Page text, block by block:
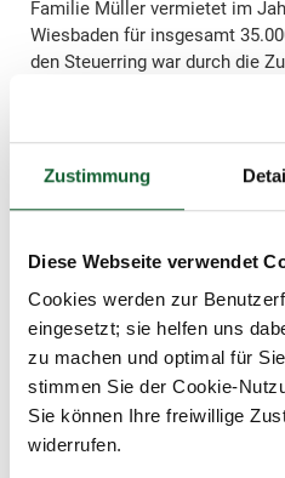
Zustimmung
Diese Webseite verwendet
Cookies werden zur
eingesetzt; sie helfen uns
zu machen und optimal für
stimmen Sie der Cookie-
Sie können Ihre freiwillige
widerrufen.
Familie Müller vermietet im
Wiesbaden für insgesamt
den Steuerring war durch die
Ehepaares für die
Im nächsten Jahr erhöht
Rechtsprechung durch die
Einkommensgrenze nicht
Steuererklärung 2025 vom
Achtung:
Wenn Sie für das Jahr 2025
Steuererklärung über den
möchten und aktuell noch